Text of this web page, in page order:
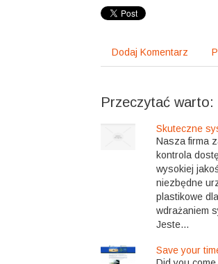
Dodaj Komentarz
Przeczytać warto:
Skuteczne
Nasza firma
kontrola
wysokiej
niezbędne
plastikowe
wdrażaniem
Jeste...
Save your